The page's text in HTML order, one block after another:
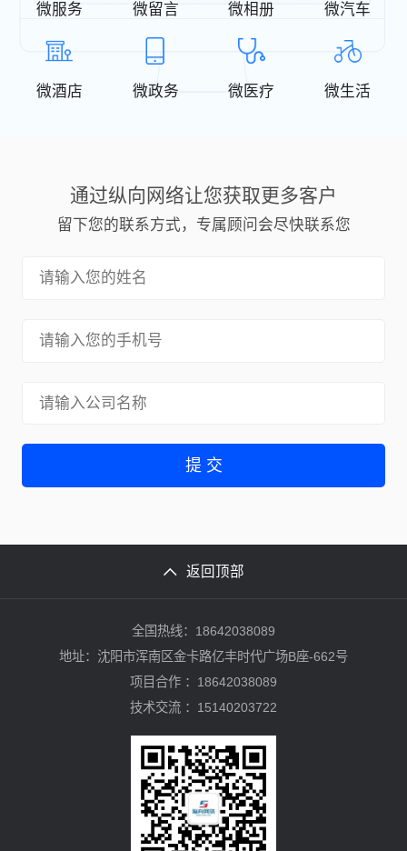
微服务 微留言 微相册 微汽车
微酒店 微政务 微医疗 微生活
通过纵向网络让您获取更多客户
留下您的联系方式，专属顾问会尽快联系您
提 交
返回顶部
全国热线：18642038089
地址：沈阳市浑南区金卡路亿丰时代广场B座-662号
项目合作 ：18642038089
技术交流 ：15140203722